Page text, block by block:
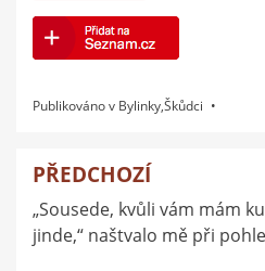
Publikováno v Bylinky,Škůdci
Navigace
pro
příspěvek
PŘEDCHOZÍ
„Sousede, kvůli vám mám
jinde,“ naštvalo mě při